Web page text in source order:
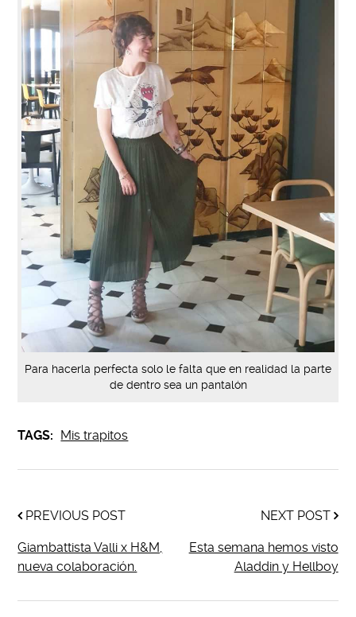
Para hacerla perfecta solo le falta que en realidad la parte
de dentro sea un pantalón
TAGS: Mis trapitos
PREVIOUS POST
Giambattista Valli x H&M,
nueva colaboración.
NEXT POST
Esta semana hemos visto
Aladdin y Hellboy